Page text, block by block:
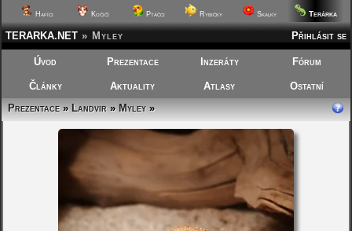
Hafíci Kočičí Ptáčci Rybičky Skalky Terárka
Přihlásit se
TERARKA.NET » Myley
Úvod Prezentace Inzeráty Fórum
Články Aktuality Atlasy
Ostatní
Prezentace»Landvir»Myley»